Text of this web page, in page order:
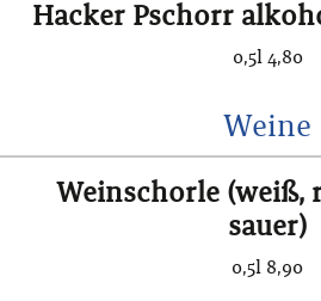
Hacker Pschorr
0,5l 4,80
Weine
Weinschorle (weiß,
sauer)
0,5l 8,90